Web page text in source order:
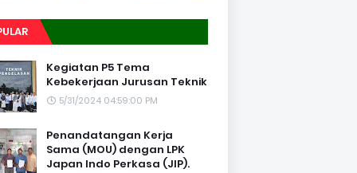
Kegiatan P5 Tema
Kebekerjaan Jurusan Teknik
5/31/2024 04:59:00 PM
Penandatangan Kerja
Sama (MOU) dengan LPK
Japan Indo Perkasa (JIP).